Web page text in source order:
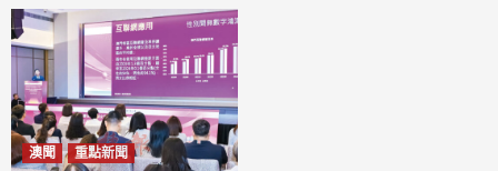
澳聞 重點新聞